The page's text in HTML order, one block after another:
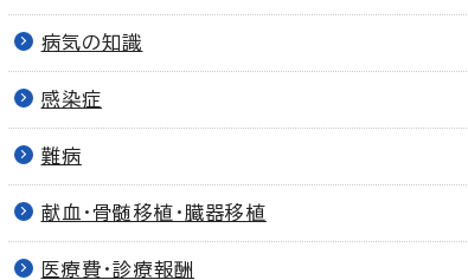
病気の知識
感染症
難病
献血・骨髄移植・臓器移植
医療費・診療報酬